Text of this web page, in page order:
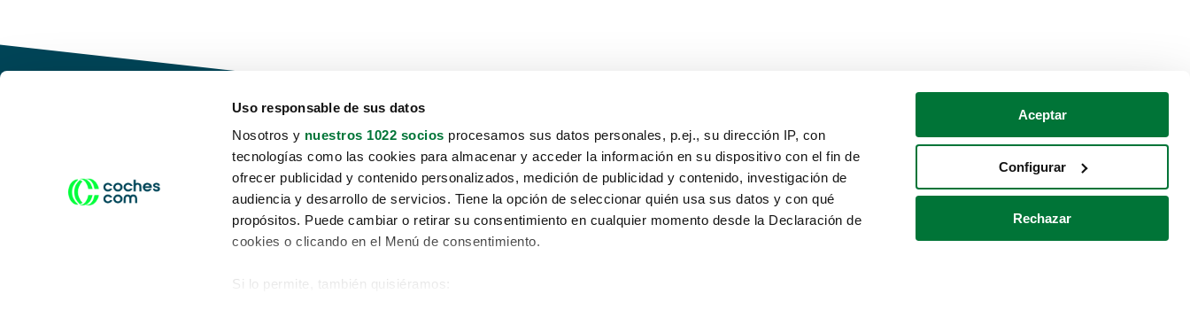
Uso responsable de sus datos
Nosotros y nuestros 1022 socios procesamos sus datos personales, p.ej., su dirección IP, con
tecnologías como las cookies para almacenar y acceder la información en su dispositivo con el fin de
ofrecer publicidad y contenido personalizados, medición de publicidad y contenido, investigación de
audiencia y desarrollo de servicios. Tiene la opción de seleccionar quién usa sus datos y con qué
propósitos. Puede cambiar o retirar su consentimiento en cualquier momento desde la Declaración de
cookies o clicando en el Menú de consentimiento.
Si lo permite, también quisiéramos:
Aceptar
Configurar
Rechazar
Conduce tu futuro,
desata tu movilidad